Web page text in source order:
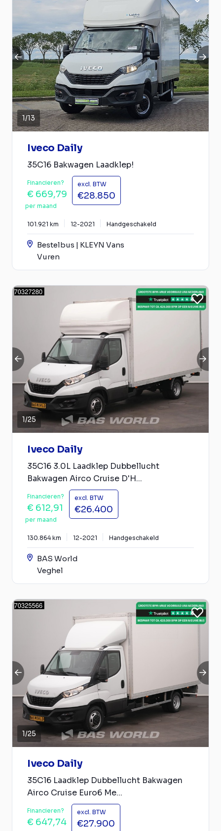
1/13
Iveco Daily
35C16 Bakwagen Laadklep!
Financieren?
€ 669,79
per maand
excl. BTW
€28.850
101.921 km 12-2021 Handgeschakeld
Bestelbus | KLEYN Vans
Vuren
1/25
Iveco Daily
35C16 3.0L Laadklep Dubbellucht
Bakwagen Airco Cruise D'H...
Financieren?
€ 612,91
per maand
excl. BTW
€26.400
130.864 km 12-2021 Handgeschakeld
BAS World
Veghel
1/25
Iveco Daily
35C16 Laadklep Dubbellucht Bakwagen
Airco Cruise Euro6 Me...
Financieren?
€ 647,74
excl. BTW
€27.900